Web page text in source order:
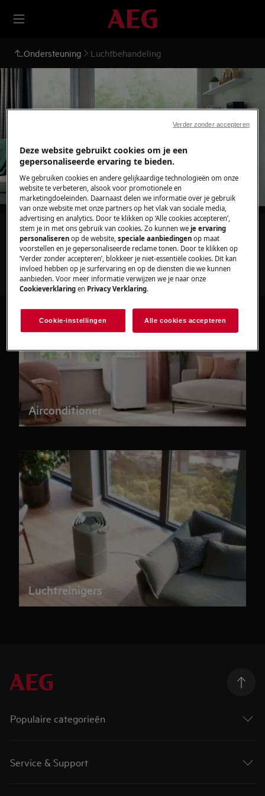
Ondersteuning Luchtbehandeling
Ondersteuning voor
Luchtbehandeling
Zoek tussen onze ondersteuningsartikelen
Airconditioner
Luchtreinigers
Populaire categorieën
Service & Support
Deze website gebruikt cookies om je een
gepersonaliseerde ervaring te bieden.
We gebruiken cookies en andere gelijkaardige technologieën om onze
website te verbeteren, alsook voor promotionele en
marketingdoeleinden. Daarnaast delen we informatie over je gebruik
van onze website met onze partners op het vlak van sociale media,
advertising en analytics. Door te klikken op ‘Alle cookies accepteren’,
stem je in met ons gebruik van cookies. Zo kunnen weje ervaring
personaliseren op de website,speciale aanbiedingen op maat
voorstellen en je gepersonaliseerde reclame tonen. Door te klikken op
‘Verder zonder accepteren’, blokkeer je niet-essentiële cookies. Dit kan
invloed hebben op je surfervaring en op de diensten die we kunnen
aanbieden. Voor meer informatie verwijzen we je naar onze
Cookieverklaring en Privacy Verklaring.
Cookie-instellingen Alle cookies accepteren
Verder zonder accepteren